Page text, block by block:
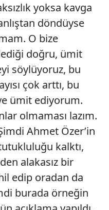
yoksa kavga
döndüyse
O bize
doğru, ümit
söylüyoruz, bu
çok arttı, bu
ümit ediyorum.
olmaması lazım.
Ahmet Özer’in
kalktı,
alakasız bir
edip oradan da
burada örneğin